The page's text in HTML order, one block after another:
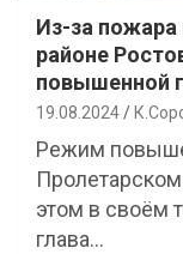
Из-за пожара
районе
повышенной
19.08.2024
Режим
этом в своём
глава…